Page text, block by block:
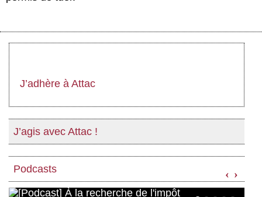
J’adhère à Attac
J’agis avec Attac !
Podcasts ‹ ›